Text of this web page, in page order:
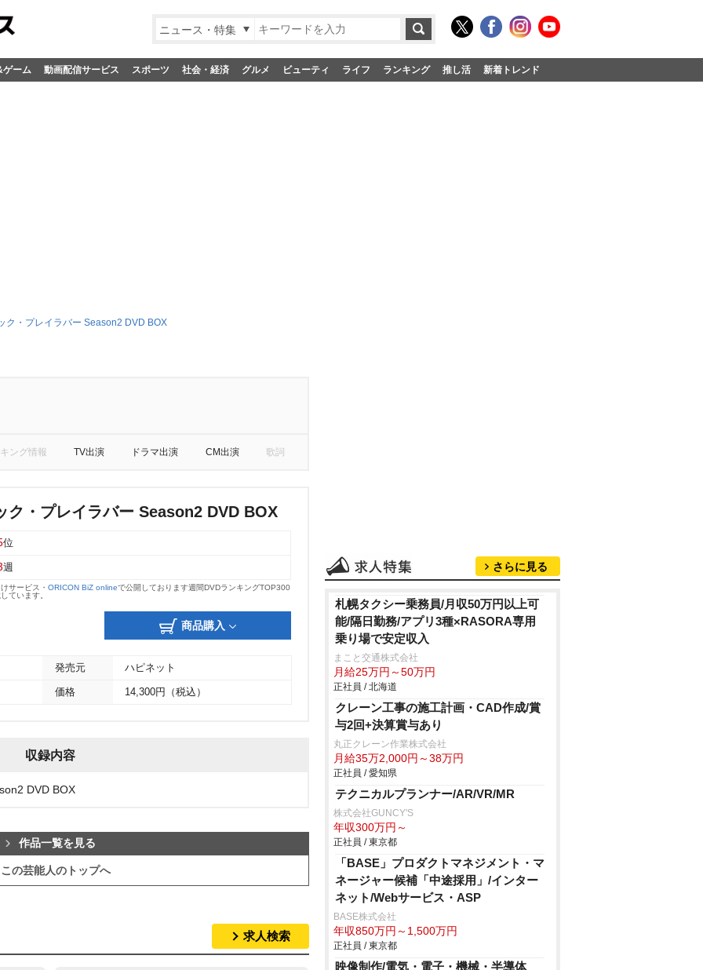
ニュース・特集
ゲーム 動画配信サービス スポーツ 社会・経済 グルメ ビューティ ライフ ランキング 推し活 新着トレンド
ク・プレイラバー Season2 DVD BOX
ング情報 TV出演 ドラマ出演 CM出演 歌詞
ク・プレイラバー Season2 DVD BOX
位
週
サービス・ ORICON BiZ onlineで公開しております週間DVDランキングTOP300
ています。
商品購入
発売元 ハピネット
価格 14,300円（税込）
収録内容
DVD BOX
作品一覧を見る
この芸能人のトップへ
求人検索
さらに見る
札幌タクシー乗務員/月収50万円以上可
能/隔日勤務/アプリ3種×RASORA専用
乗り場で安定収入
まこと交通株式会社
月給25万円～50万円
正社員 / 北海道
クレーン工事の施工計画・CAD作成/賞
与2回+決算賞与あり
丸正クレーン作業株式会社
月給35万2,000円～38万円
正社員 / 愛知県
テクニカルプランナー/AR/VR/MR
株式会社GUNCY'S
年収300万円～
正社員 / 東京都
「BASE」プロダクトマネジメント・マ
ネージャー候補「中途採用」/インター
ネット/Webサービス・ASP
BASE株式会社
年収850万円～1,500万円
正社員 / 東京都
映像制作/電気・電子・機械・半導体